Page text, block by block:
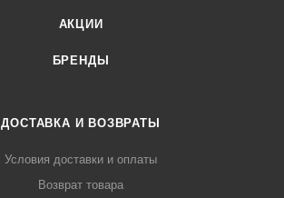
АКЦИИ
БРЕНДЫ
ДОСТАВКА И ВОЗВРАТЫ
Условия доставки и оплаты
Возврат товара